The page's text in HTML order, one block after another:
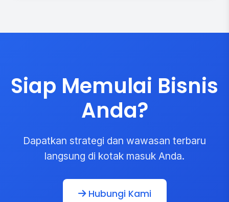
Siap Memulai Bisnis
Anda?
Dapatkan strategi dan wawasan terbaru
langsung di kotak masuk Anda.
Hubungi Kami